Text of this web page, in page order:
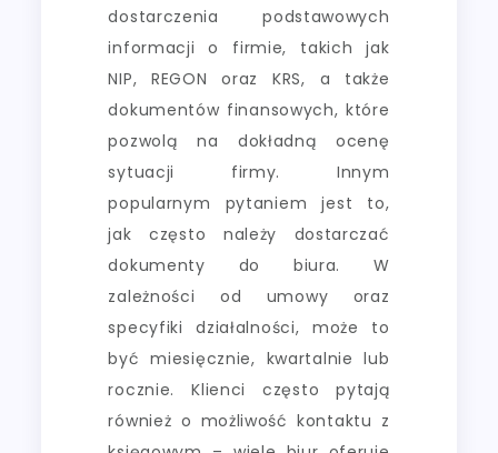
dostarczenia podstawowych
informacji o firmie, takich jak
NIP, REGON oraz KRS, a także
dokumentów finansowych, które
pozwolą na dokładną ocenę
sytuacji firmy. Innym
popularnym pytaniem jest to,
jak często należy dostarczać
dokumenty do biura. W
zależności od umowy oraz
specyfiki działalności, może to
być miesięcznie, kwartalnie lub
rocznie. Klienci często pytają
również o możliwość kontaktu z